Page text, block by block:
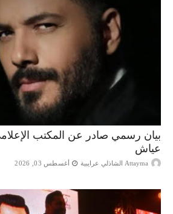
بيان رسمي صادر عن المكتب
عياش
Attayma الشاذلي عرايبية أغسطس 03, 2026